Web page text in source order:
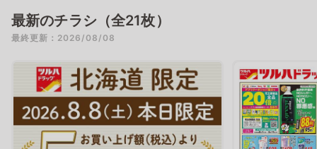
最新のチラシ（全21枚）
最終更新：2026/08/08